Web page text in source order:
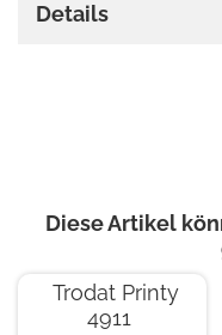
Details
Diese Artikel
Trodat Printy
4911